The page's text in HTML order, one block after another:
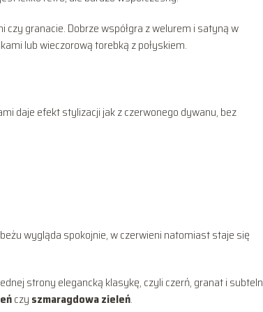
granacie. Dobrze współgra z welurem i satyną w
lub wieczorową torebką z połyskiem.
daje efekt stylizacji jak z czerwonego dywanu, bez
wygląda spokojnie, w czerwieni natomiast staje się
strony elegancką klasykę, czyli czerń, granat i
czy szmaragdowa zieleń.